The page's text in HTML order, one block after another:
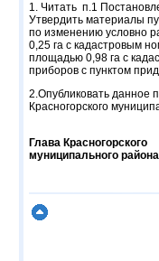
1. Читать п.1
Утвердить материалы
по изменению условно
0,25 га с кадастровым
площадью 0,98 га с
приборов с пунктом
2.Опубликовать данное
Красногорского
Глава Красногорского
муниципального